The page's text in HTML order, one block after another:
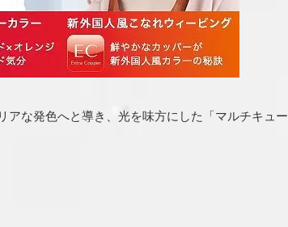
な発色へと導き、光を味方にした「マルチキュー